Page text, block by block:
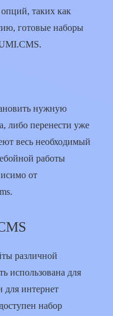
таких как
готовые наборы
нужную
либо перенести уже
весь необходимый
работы
от
различной
использована для
для интернет
набор